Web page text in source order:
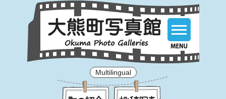
Multilingual